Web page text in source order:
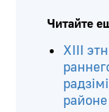
Читайте
ХIII